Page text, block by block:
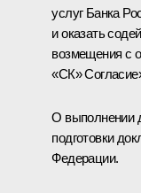
услуг Банка
и оказать
возмещения с
«СК»
О выполнении
подготовки
Федерации.